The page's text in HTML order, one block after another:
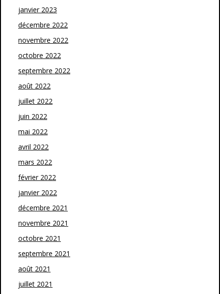
janvier 2023
décembre 2022
novembre 2022
octobre 2022
septembre 2022
août 2022
juillet 2022
juin 2022
mai 2022
avril 2022
mars 2022
février 2022
janvier 2022
décembre 2021
novembre 2021
octobre 2021
septembre 2021
août 2021
juillet 2021